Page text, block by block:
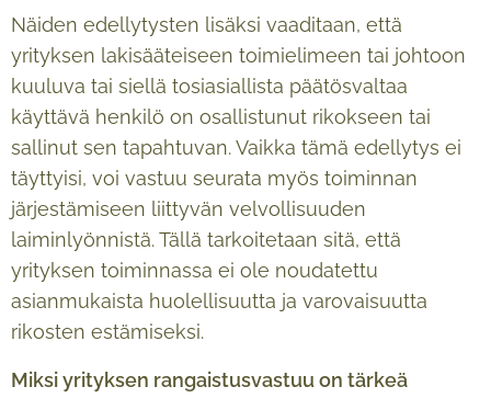
Näiden edellytysten lisäksi vaaditaan, että
yrityksen lakisääteiseen toimielimeen tai johtoon
kuuluva tai siellä tosiasiallista päätösvaltaa
käyttävä henkilö on osallistunut rikokseen tai
sallinut sen tapahtuvan. Vaikka tämä edellytys ei
täyttyisi, voi vastuu seurata myös toiminnan
järjestämiseen liittyvän velvollisuuden
laiminlyönnistä. Tällä tarkoitetaan sitä, että
yrityksen toiminnassa ei ole noudatettu
asianmukaista huolellisuutta ja varovaisuutta
rikosten estämiseksi.
Miksi yrityksen rangaistusvastuu on tärkeä